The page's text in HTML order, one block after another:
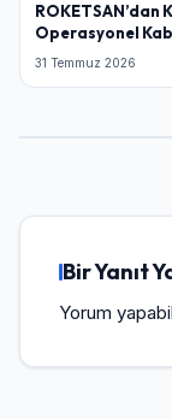
ROKETSAN’dan
Operasyonel
31 Temmuz 2026
Bir Yanıt
Yorum